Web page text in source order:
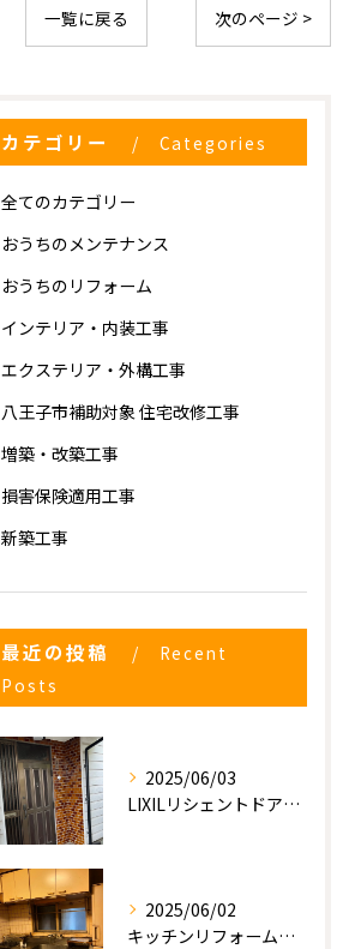
一覧に戻る 次のページ >
カテゴリー Categories
全てのカテゴリー
おうちのメンテナンス
おうちのリフォーム
インテリア・内装工事
エクステリア・外構工事
八王子市補助対象 住宅改修工事
増築・改築工事
損害保険適用工事
新築工事
最近の投稿
Recent
Posts
2025/06/03
LIXILリシェントドアの入れ替え
2025/06/02
キッチンリフォーム工事